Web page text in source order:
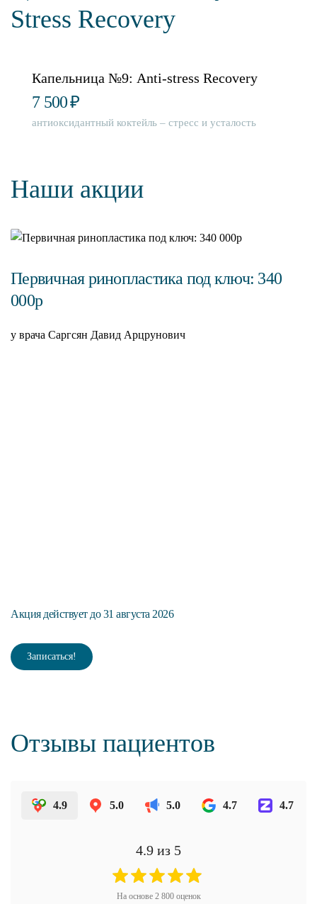
Stress Recovery
Капельница №9: Anti-stress Recovery
7 500₽
антиоксидантный коктейль – стресс и усталость
Наши акции
Первичная ринопластика под ключ: 340
000р
у врача Саргсян Давид Арцрунович
Акция действует до 31 августа 2026
Записаться!
Отзывы пациентов
4.9 5.0 5.0 4.7 4.7
4.9 из 5
На основе 2 800оценок